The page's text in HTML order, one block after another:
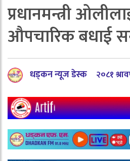
प्रधानमन्त्री
औपचारिक बधाई
धड्कन न्यूज डेस्क २०८१